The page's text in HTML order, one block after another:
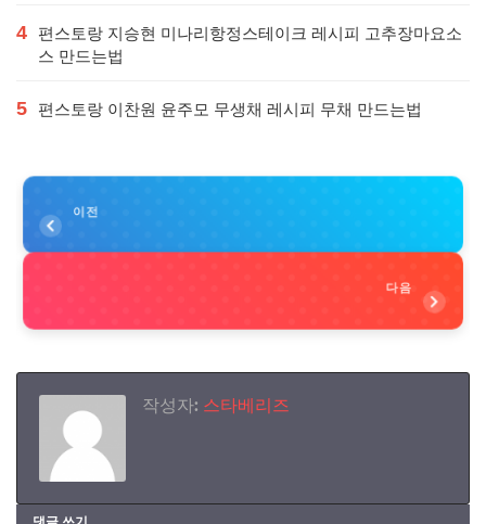
4
편스토랑 지승현 미나리항정스테이크 레시피 고추장마요소
스 만드는법
5 편스토랑 이찬원 윤주모 무생채 레시피 무채 만드는법
이전
다음
작성자: 스타베리즈